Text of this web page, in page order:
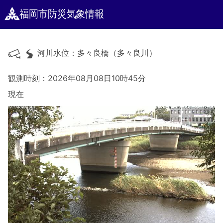
福岡市防災気象情報
河川水位：多々良橋（多々良川）
観測時刻：2026年08月08日10時45分
現在